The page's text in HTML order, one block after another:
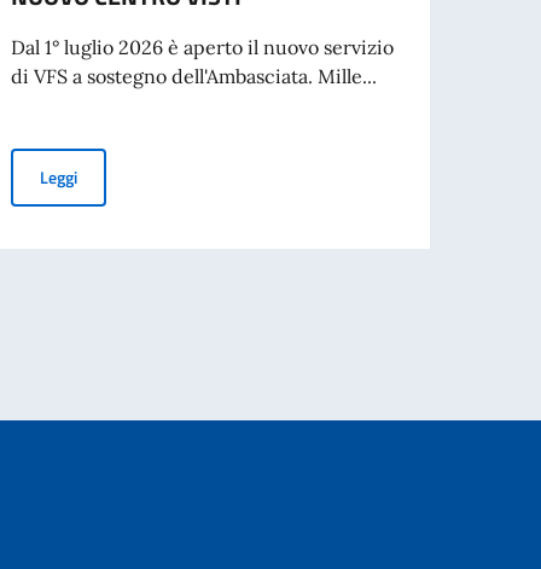
l’espatrio dal 3 agosto
Dal 1° luglio 2026 è aperto il nuovo servizio
di VFS a sostegno dell'Ambasciata. Mille...
LeggiNUOVO CENTRO VISTI